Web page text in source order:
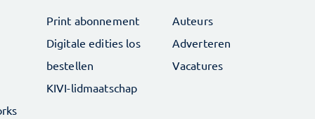
Print abonnement
Digitale edities los
bestellen
KIVI-lidmaatschap
Auteurs
Adverteren
Vacatures